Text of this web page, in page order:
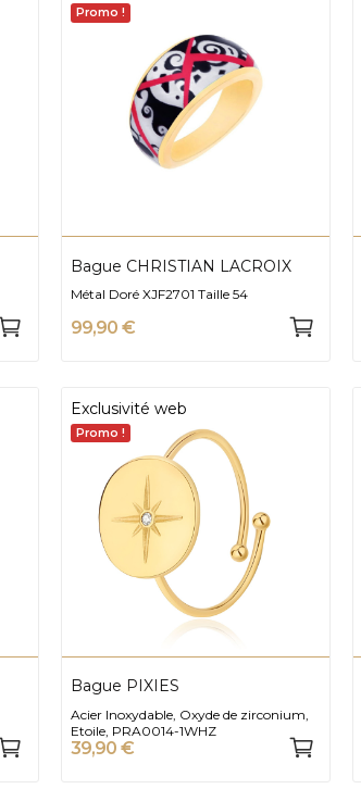
Promo !
Bague CHRISTIAN LACROIX
Métal Doré XJF2701 Taille 54
99,90 €
Exclusivité web
Promo !
Bague PIXIES
Acier Inoxydable, Oxyde de zirconium,
Etoile, PRA0014-1WHZ
39,90 €